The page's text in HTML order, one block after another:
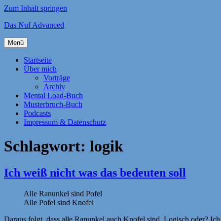
Zum Inhalt springen
Das Nuf Advanced
Menü
Startseite
Über mich
Vorträge
Archiv
Mental Load-Buch
Musterbruch-Buch
Podcasts
Impressum & Datenschutz
Schlagwort: logik
Ich weiß nicht was das bedeuten soll
Alle Ranunkel sind Pofel
Alle Pofel sind Knofel
Daraus folgt, dass alle Ranunkel auch Knofel sind. Logisch oder?